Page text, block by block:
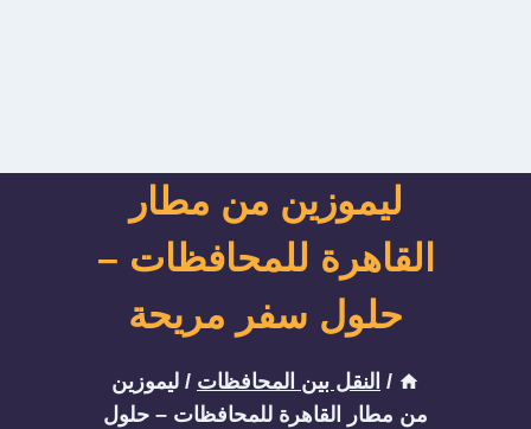
ليموزين من مطار
القاهرة للمحافظات –
حلول سفر مريحة
/ النقل بين المحافظات / ليموزين
من مطار القاهرة للمحافظات – حلول